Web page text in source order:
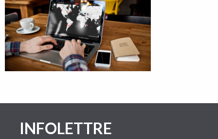
INFOLETTRE